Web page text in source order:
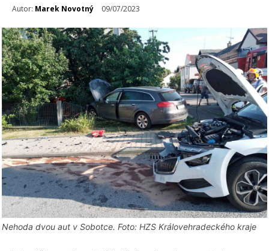
Autor: Marek Novotný 09/07/2023
Nehoda dvou aut v Sobotce. Foto: HZS Královehradeckého kraje